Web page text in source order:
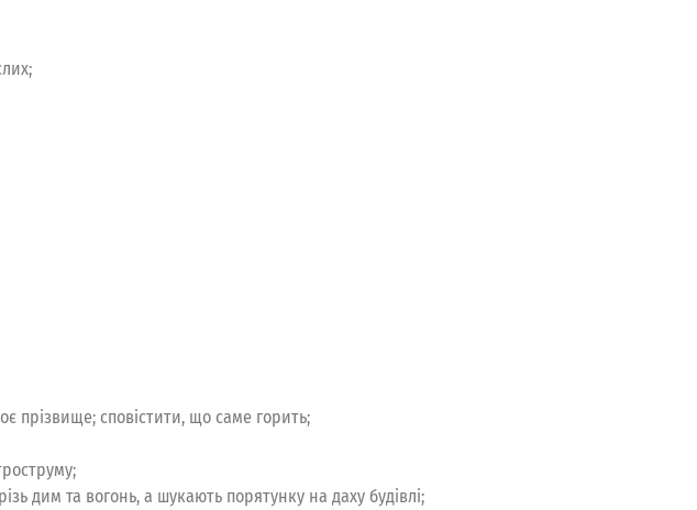
прізвище; сповістити, що саме горить;
дим та вогонь, а шукають порятунку на даху будівлі;